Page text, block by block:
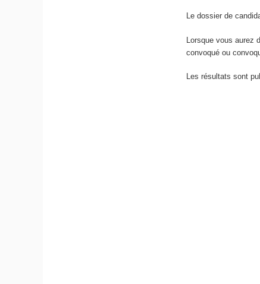
Le dossier de
Lorsque vous aurez
convoqué ou
Les résultats sont